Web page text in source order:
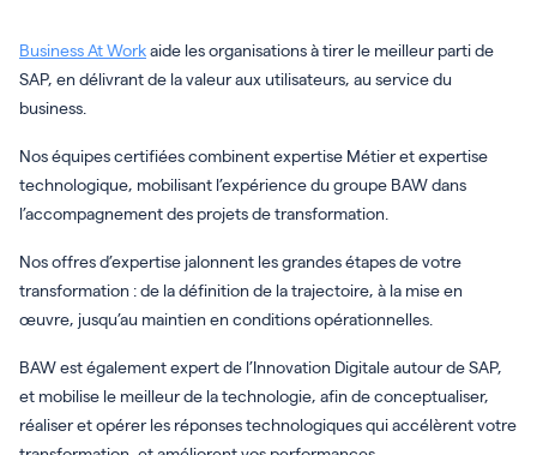
Business At Workaide les organisations à tirer le meilleur parti de
SAP, en délivrant de la valeur aux utilisateurs, au service du
business.
Nos équipes certifiées combinent expertise Métier et expertise
technologique, mobilisant l’expérience du groupe BAW dans
l’accompagnement des projets de transformation.
Nos offres d’expertise jalonnent les grandes étapes de votre
transformation : de la définition de la trajectoire, à la mise en
œuvre, jusqu’au maintien en conditions opérationnelles.
BAW est également expert de l’Innovation Digitale autour de SAP,
et mobilise le meilleur de la technologie, afin de conceptualiser,
réaliser et opérer les réponses technologiques qui accélèrent votre